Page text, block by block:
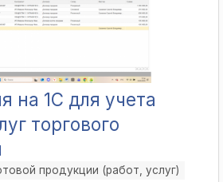
на 1С для учета
торгового
продукции (работ, услуг)